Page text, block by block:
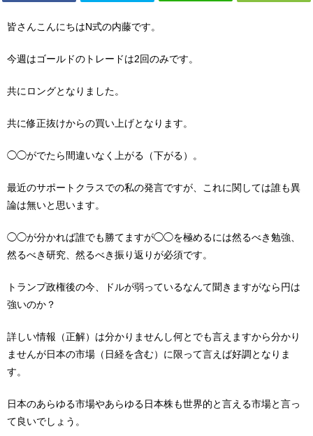
皆さんこんにちはN式の内藤です。
今週はゴールドのトレードは2回のみです。
共にロングとなりました。
共に修正抜けからの買い上げとなります。
◯◯がでたら間違いなく上がる（下がる）。
最近のサポートクラスでの私の発言ですが、これに関しては誰も異
論は無いと思います。
◯◯が分かれば誰でも勝てますが◯◯を極めるには然るべき勉強、
然るべき研究、然るべき振り返りが必須です。
トランプ政権後の今、ドルが弱っているなんて聞きますがなら円は
強いのか？
詳しい情報（正解）は分かりませんし何とでも言えますから分かり
ませんが日本の市場（日経を含む）に限って言えば好調となりま
す。
日本のあらゆる市場やあらゆる日本株も世界的と言える市場と言っ
て良いでしょう。